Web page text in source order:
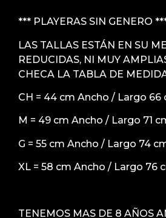
*** PLAYERAS SIN GENERO
LAS TALLAS ESTÁN EN SU
REDUCIDAS, NI MUY
CHECA LA TABLA DE
CH = 44 cm Ancho / Largo 66
M = 49 cm Ancho / Largo 71
G = 55 cm Ancho / Largo 74
XL = 58 cm Ancho / Largo 76
TENEMOS MAS DE 8 AÑOS